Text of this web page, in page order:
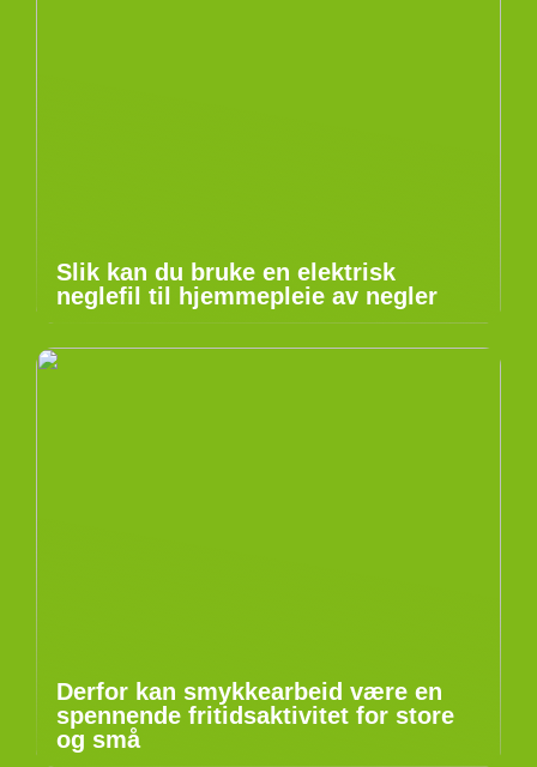
Slik kan du bruke en elektrisk
neglefil til hjemmepleie av negler
Derfor kan smykkearbeid være en
spennende fritidsaktivitet for store
og små